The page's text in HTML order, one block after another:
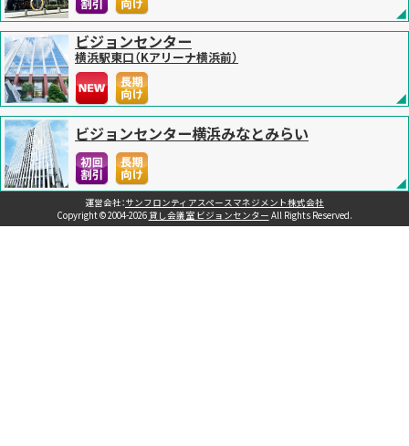
ビジョンセンター
横浜駅東口（Kアリーナ横浜前）
ビジョンセンター横浜みなとみらい
運営会社：サンフロンティアスペースマネジメント株式会社
Copyright © 2004-2026 貸し会議室 ビジョンセンター All Rights Reserved.